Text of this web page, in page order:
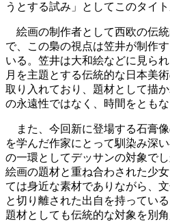
うとする試み」としてこのタイト
絵画の制作者として西欧の伝
で、この梟の視点は笠井が制作
いる。笠井は大和絵などに見ら
月を主題とする伝統的な日本美
取り入れており、題材として描
の永遠性ではなく、時間をとも
また、今回新に登場する石膏
を学んだ作家にとって馴染み深
の一環としてデッサンの対象で
絵画の題材と重ね合わされた少
ては身近な素材でありながら、
と切り離された出自を持ってい
題材としても伝統的な対象を別